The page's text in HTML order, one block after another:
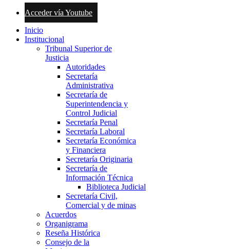
Acceder vía Youtube
Inicio
Institucional
Tribunal Superior de
Justicia
Autoridades
Secretaría
Administrativa
Secretaría de
Superintendencia y
Control Judicial
Secretaría Penal
Secretaría Laboral
Secretaría Económica
y Financiera
Secretaría Originaria
Secretaría de
Información Técnica
Biblioteca Judicial
Secretaría Civil,
Comercial y de minas
Acuerdos
Organigrama
Reseña Histórica
Consejo de la